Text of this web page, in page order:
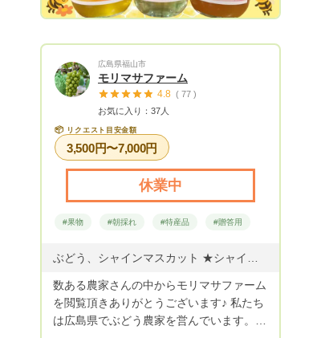
きますので、出掛けて楽しんでいただける
組んでいます。
広島県福山市
モリマサファーム
4.8 ( 77 )
お気に入り：37人
📦 リクエスト目安金額
3,500円〜7,000円
休業中
#果物 #朝採れ #特産品 #贈答用
数ある農家さんの中からモリマサファーム
を閲覧頂きありがとうございます♪ 私たち
は広島県でぶどう農家を営んでいます。